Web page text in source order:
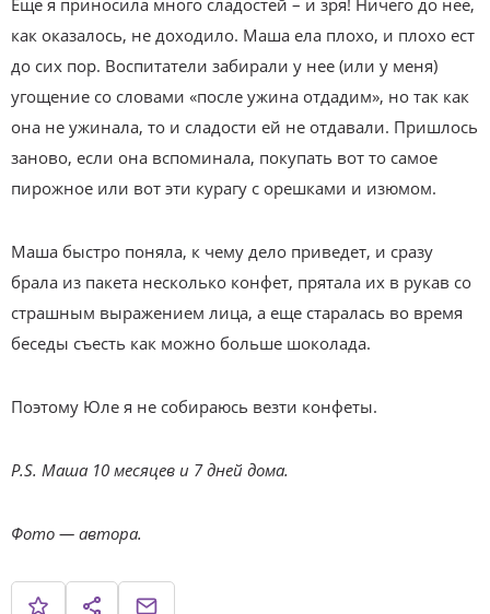
как оказалось, не доходило. Маша ела плохо, и плохо ест
до сих пор. Воспитатели забирали у нее (или у меня)
угощение со словами «после ужина отдадим», но так как
она не ужинала, то и сладости ей не отдавали. Пришлось
заново, если она вспоминала, покупать вот то самое
пирожное или вот эти курагу с орешками и изюмом.
Маша быстро поняла, к чему дело приведет, и сразу
брала из пакета несколько конфет, прятала их в рукав со
страшным выражением лица, а еще старалась во время
беседы съесть как можно больше шоколада.
Поэтому Юле я не собираюсь везти конфеты.
P.S. Маша 10 месяцев и 7 дней дома.
Фото — автора.